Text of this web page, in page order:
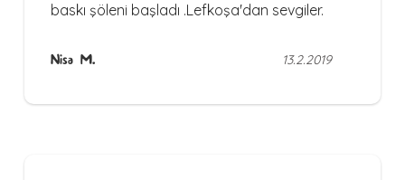
baskı şöleni başladı .Lefkoşa'dan sevgiler.
Nisa M. 13.2.2019